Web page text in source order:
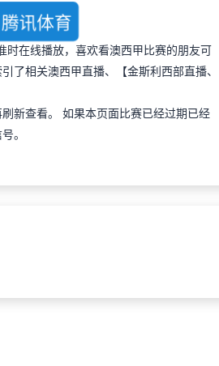
腾讯体育
时在线播放，喜欢看澳西甲比赛的朋友可
了相关澳西甲直播、【金斯利西部直播、
新查看。 如果本页面比赛已经过期已经
。